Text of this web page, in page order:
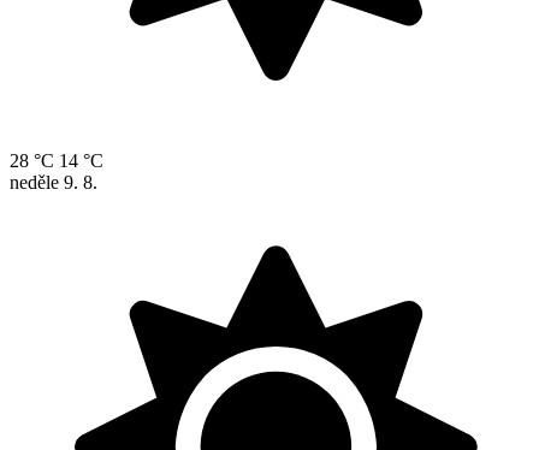
28 °C 14 °C
neděle 9. 8.